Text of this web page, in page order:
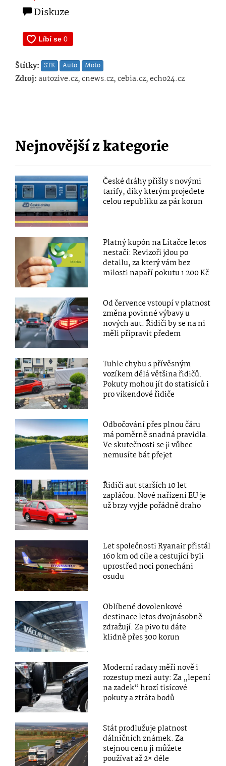
Diskuze
Štítky: STK Auto Moto
Zdroj:autozive.cz, cnews.cz, cebia.cz, echo24.cz
Nejnovější z kategorie
České dráhy přišly s novými
tarify, díky kterým projedete
celou republiku za pár korun
Platný kupón na Lítačce letos
nestačí: Revizoři jdou po
detailu, za který vám bez
milosti napaří pokutu 1 200 Kč
Od července vstoupí v platnost
změna povinné výbavy u
nových aut. Řidiči by se na ni
měli připravit předem
Tuhle chybu s přívěsným
vozíkem dělá většina řidičů.
Pokuty mohou jít do statisíců i
pro víkendové řidiče
Odbočování přes plnou čáru
má poměrně snadná pravidla.
Ve skutečnosti se ji vůbec
nemusíte bát přejet
Řidiči aut starších 10 let
zapláčou. Nové nařízení EU je
už brzy vyjde pořádně draho
Let společnosti Ryanair přistál
160 km od cíle a cestující byli
uprostřed noci ponecháni
osudu
Oblíbené dovolenkové
destinace letos dvojnásobně
zdražují. Za pivo tu dáte
klidně přes 300 korun
Moderní radary měří nově i
rozestup mezi auty: Za „lepení
na zadek“ hrozí tisícové
pokuty a ztráta bodů
Stát prodlužuje platnost
dálničních známek. Za
stejnou cenu ji můžete
používat až 2× déle